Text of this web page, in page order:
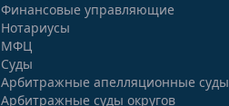
Финансовые управляющие
Нотариусы
МФЦ
Суды
Арбитражные апелляционные суды
Арбитражные суды округов